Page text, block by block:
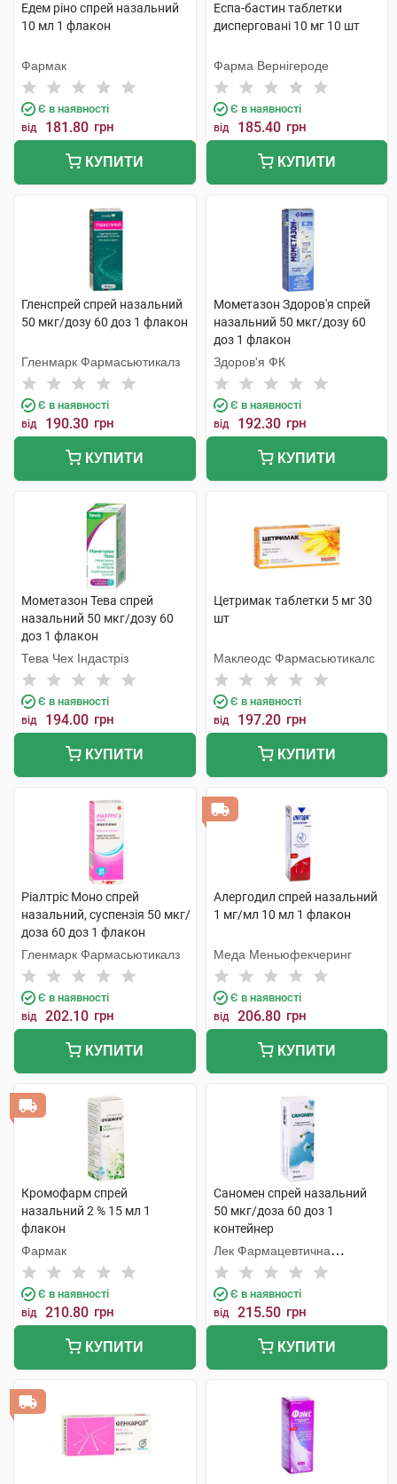
Едем ріно спрей назальний
10 мл 1 флакон
Фармак
Є в наявності
від 181.80 грн
КУПИТИ
Еспа-бастин таблетки
дисперговані 10 мг 10 шт
Фарма Вернігероде
Є в наявності
від 185.40 грн
КУПИТИ
Гленспрей спрей назальний
50 мкг/дозу 60 доз 1 флакон
Гленмарк Фармасьютикалз
Є в наявності
від 190.30 грн
КУПИТИ
Мометазон Здоров'я спрей
назальний 50 мкг/дозу 60
доз 1 флакон
Здоров'я ФК
Є в наявності
від 192.30 грн
КУПИТИ
Мометазон Тева спрей
назальний 50 мкг/дозу 60
доз 1 флакон
Тева Чех Індастріз
Є в наявності
від 194.00 грн
КУПИТИ
Цетримак таблетки 5 мг 30
шт
Маклеодс Фармасьютикалс
Є в наявності
від 197.20 грн
КУПИТИ
Ріалтріс Моно спрей
назальний, суспензія 50 мкг/
доза 60 доз 1 флакон
Гленмарк Фармасьютикалз
Є в наявності
від 202.10 грн
КУПИТИ
Алергодил спрей назальний
1 мг/мл 10 мл 1 флакон
Меда Меньюфекчеринг
Є в наявності
від 206.80 грн
КУПИТИ
Кромофарм спрей
назальний 2 % 15 мл 1
флакон
Фармак
Є в наявності
від 210.80 грн
КУПИТИ
Саномен спрей назальний
50 мкг/доза 60 доз 1
контейнер
Лек Фармацевтична
компанія
Є в наявності
від 215.50 грн
КУПИТИ